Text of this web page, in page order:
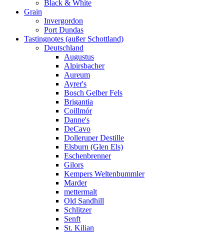
Black & White
Grain
Invergordon
Port Dundas
Tastingnotes (außer Schottland)
Deutschland
Augustus
Alpirsbacher
Aureum
Ayrer's
Bosch Gelber Fels
Brigantia
Coillmór
Danne's
DeCavo
Dolleruper Destille
Elsburn (Glen Els)
Eschenbrenner
Gilors
Kempers Weltenbummler
Marder
mettermalt
Old Sandhill
Schlitzer
Senft
St. Kilian